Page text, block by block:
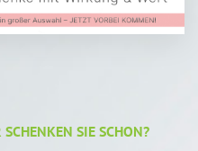
SIE SCHON?